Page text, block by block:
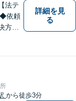
法テ
依頼
方法
詳細を見
る
から徒歩3分